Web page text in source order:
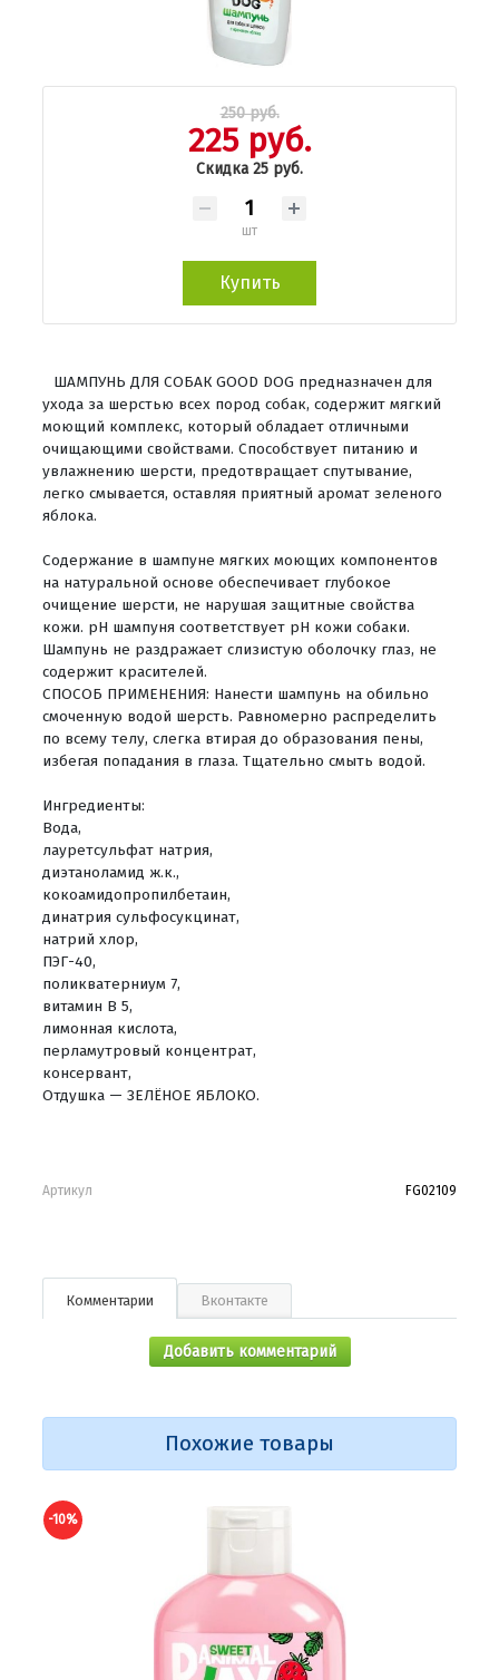
250 руб.
225 руб.
Скидка 25 руб.
шт
Купить
ШАМПУНЬ ДЛЯ СОБАК GOOD DOG предназначен для
ухода за шерстью всех пород собак, содержит мягкий
моющий комплекс, который обладает отличными
очищающими свойствами. Способствует питанию и
увлажнению шерсти, предотвращает спутывание,
легко смывается, оставляя приятный аромат зеленого
яблока.
Содержание в шампуне мягких моющих компонентов
на натуральной основе обеспечивает глубокое
очищение шерсти, не нарушая защитные свойства
кожи. pH шампуня соответствует pH кожи собаки.
Шампунь не раздражает слизистую оболочку глаз, не
содержит красителей.
СПОСОБ ПРИМЕНЕНИЯ: Нанести шампунь на обильно
смоченную водой шерсть. Равномерно распределить
по всему телу, слегка втирая до образования пены,
избегая попадания в глаза. Тщательно смыть водой.
Ингредиенты:
Вода,
лауретсульфат натрия,
диэтаноламид ж.к.,
кокоамидопропилбетаин,
динатрия сульфосукцинат,
натрий хлор,
ПЭГ-40,
поликватерниум 7,
витамин В 5,
лимонная кислота,
перламутровый концентрат,
консервант,
Отдушка — ЗЕЛЁНОЕ ЯБЛОКО.
Артикул FG02109
Комментарии Вконтакте
Добавить комментарий
Похожие товары
-10%